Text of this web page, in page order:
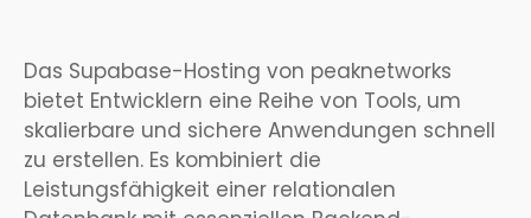
Das Supabase-Hosting von peaknetworks
bietet Entwicklern eine Reihe von Tools, um
skalierbare und sichere Anwendungen schnell
zu erstellen. Es kombiniert die
Leistungsfähigkeit einer relationalen